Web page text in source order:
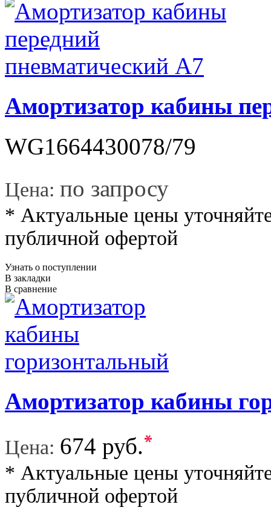
Амортизатор кабины
WG1664430078/79
Цена: по запросу
* Актуальные цены
публичной офертой
Узнать о поступлении
В закладки
В сравнение
Амортизатор кабины
Цена: 674 руб.*
* Актуальные цены
публичной офертой